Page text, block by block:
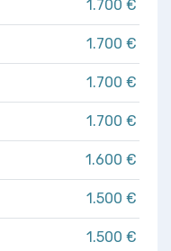
1.700 €
1.700 €
1.700 €
1.700 €
1.600 €
1.500 €
1.500 €